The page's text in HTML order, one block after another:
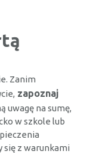
Zanim
zapoznaj
uwagę na sumę,
w szkole lub
się z warunkami